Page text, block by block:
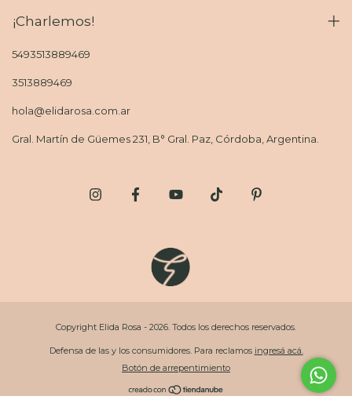
¡Charlemos!
5493513889469
3513889469
hola@elidarosa.com.ar
Gral. Martín de Güemes 231, B° Gral. Paz, Córdoba, Argentina.
Copyright Elida Rosa - 2026. Todos los derechos reservados.
Defensa de las y los consumidores. Para reclamos ingresá acá.
Botón de arrepentimiento